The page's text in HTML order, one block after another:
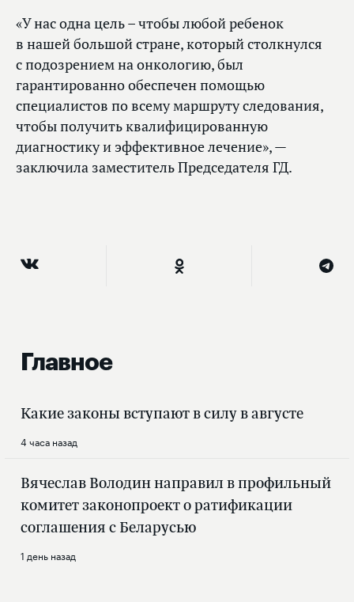
«У нас одна цель – чтобы любой ребенок
в нашей большой стране, который столкнулся
с подозрением на онкологию, был
гарантированно обеспечен помощью
специалистов по всему маршруту следования,
чтобы получить квалифицированную
диагностику и эффективное лечение», —
заключила заместитель Председателя ГД.
Главное
Какие законы вступают в силу в августе
4 часа назад
Вячеслав Володин направил в профильный
комитет законопроект о ратификации
соглашения с Беларусью
1 день назад